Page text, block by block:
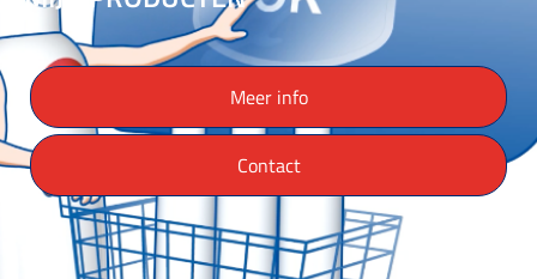
Meer info
Contact